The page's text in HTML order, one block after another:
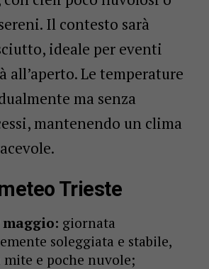
Il contesto sarà
ideale per eventi
all’aperto. Le temperature
ma senza
mantenendo un clima
Trieste
maggio: giornata
soleggiata e stabile,
mite e poche nuvole;